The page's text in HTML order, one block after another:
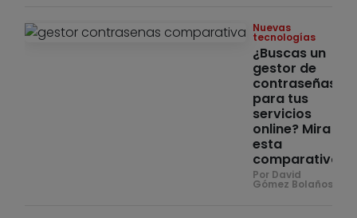
Nuevas
tecnologías
¿Buscas un
gestor de
contraseñas
para tus
servicios
online? Mira
esta
comparativa
Por David
Gómez Bolaños